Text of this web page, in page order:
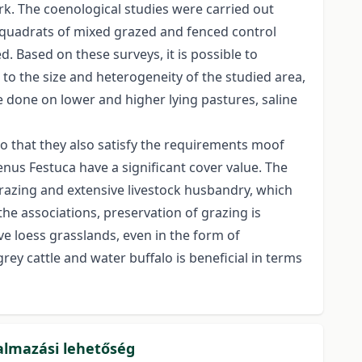
The coenological studies were carried out
of mixed grazed and fenced control
Based on these surveys, it is possible to
the size and heterogeneity of the studied area,
on lower and higher lying pastures, saline
that they also satisfy the requirements moof
Festuca have a significant cover value. The
and extensive livestock husbandry, which
associations, preservation of grazing is
loess grasslands, even in the form of
cattle and water buffalo is beneficial in terms
lehetőség